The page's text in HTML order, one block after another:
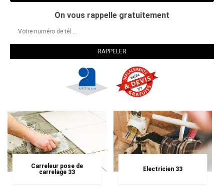
On vous rappelle gratuitement
Carreleur pose de
carrelage 33
Electricien 33